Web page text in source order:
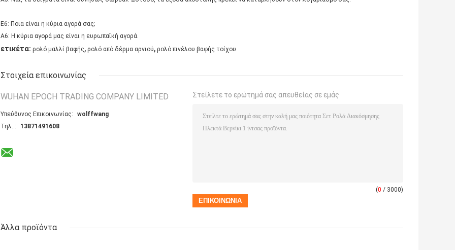
Ε6: Ποια είναι η κύρια αγορά σας;
Α6: Η κύρια αγορά μας είναι η ευρωπαϊκή αγορά.
ετικέτα: ρολό μαλλί βαφής, ρολό από δέρμα αρνιού, ρολό πινέλου βαφής τοίχου
Στοιχεία επικοινωνίας
WUHAN EPOCH TRADING COMPANY LIMITED
Υπεύθυνος Επικοινωνίας:
wolffwang
Τηλ.::
13871491608
Στείλετε το ερώτημά σας απευθείας σε εμάς
(0 / 3000)
Άλλα προϊόντα